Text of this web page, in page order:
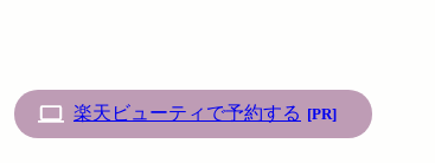
楽天ビューティで予約する [PR]